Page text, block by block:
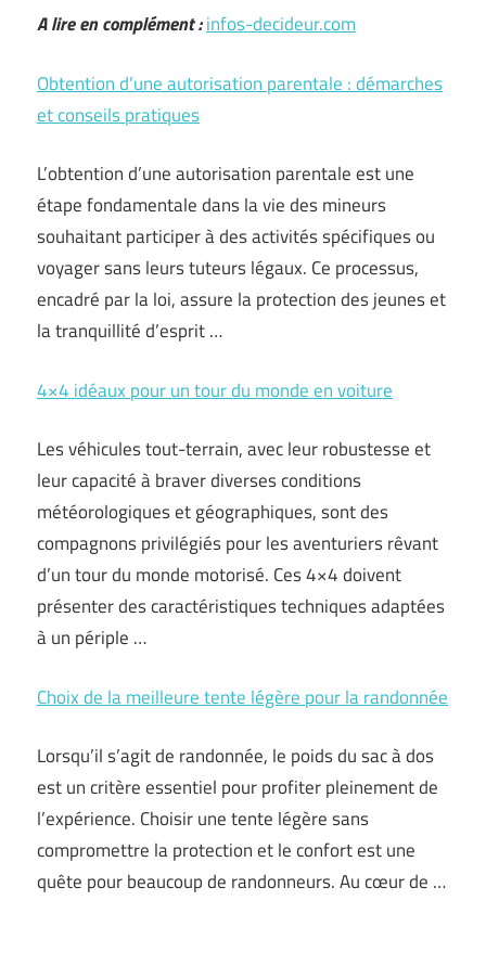
A lire en complément :infos-decideur.com
Obtention d’une autorisation parentale : démarches
et conseils pratiques
L’obtention d’une autorisation parentale est une
étape fondamentale dans la vie des mineurs
souhaitant participer à des activités spécifiques ou
voyager sans leurs tuteurs légaux. Ce processus,
encadré par la loi, assure la protection des jeunes et
la tranquillité d’esprit …
4×4 idéaux pour un tour du monde en voiture
Les véhicules tout-terrain, avec leur robustesse et
leur capacité à braver diverses conditions
météorologiques et géographiques, sont des
compagnons privilégiés pour les aventuriers rêvant
d’un tour du monde motorisé. Ces 4×4 doivent
présenter des caractéristiques techniques adaptées
à un périple …
Choix de la meilleure tente légère pour la randonnée
Lorsqu’il s’agit de randonnée, le poids du sac à dos
est un critère essentiel pour profiter pleinement de
l’expérience. Choisir une tente légère sans
compromettre la protection et le confort est une
quête pour beaucoup de randonneurs. Au cœur de …